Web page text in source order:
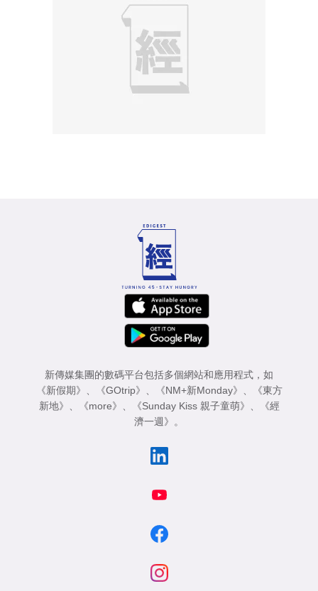
新傳媒集團的數碼平台包括多個網站和應用程式，如
《新假期》
《GOtrip》 《NM+新Monday》
《東方
新地》
《more》 《Sunday Kiss 親子童萌》
《經
濟一週》
。